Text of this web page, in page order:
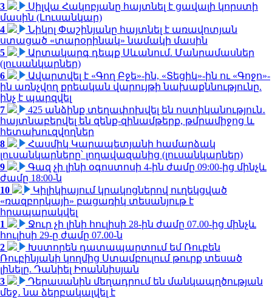
3
Սիլվա Հակոբյանը հայտնել է ցավալի կորստի
մասին (Լուսանկար)
4
Նիկոլ Փաշինյանը հայտնել է առավոտյան
ստացած «տարօրինակ» նամակի մասին
5
Արտակարգ դեպք Սևանում. Մանրամասներ
(լուսանկարներ)
6
Ավարտվել է «Գող Բջե»-ին, «Տեցիկ»-ին ու «Գոջո»-
ին առնչվող քրեական վարույթի նախաքննությունը.
ինչ է պարզվել
7
425 անձինք տեղափոխվել են ոստիկանություն․
հայտնաբերվել են զենք-զինամթերք, թմրամիջոց և
հետախուզվողներ
8
Հասմիկ Կարապետյանի համարձակ
լուսանկարները՝ լողավազանից (լուսանկարներ)
9
Գազ չի լինի օգոստոսի 4-ին ժամը 09:00-ից մինչև
ժամը 18:00-ն
10
Կիլիկիայում կրակոցներով ուղեկցված
«ռազբորկայի» բացառիկ տեսանյութ է
հրապարակվել
1
Ջուր չի լինի հուլիսի 28-ին ժամը 07.00-ից մինչև
հուլիսի 29-ը ժամը 07.00-ն
2
Խստորեն դատապարտում եմ Ռուբեն
Ռուբինյանի կողմից Ստամբուլում թուրք տեսած
լինելը. Դանիել Իոաննիսյան
3
Դերասանին մեղադրում են մանկապղծության
մեջ․ նա ձերբակալվել է